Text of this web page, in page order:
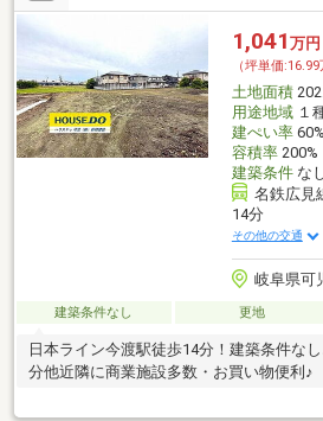
1,041 万円
（坪単価:16.99
土地面積
用途地域１
建ぺい率60%
容積率200%
建築条件な
名鉄広見
14分
その他の交通
岐阜県可
建築条件なし 更地
日本ライン今渡駅徒歩14分！建築条件な
分他近隣に商業施設多数・お買い物便利♪